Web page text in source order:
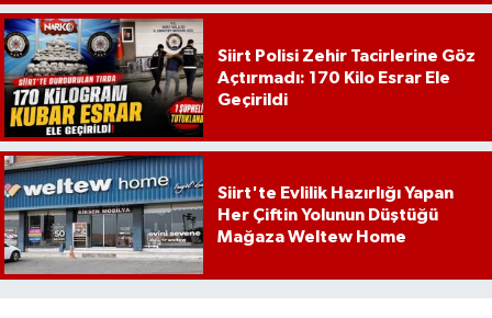
Siirt Polisi Zehir Tacirlerine Göz
Açtırmadı: 170 Kilo Esrar Ele
Geçirildi
Siirt'te Evlilik Hazırlığı Yapan
Her Çiftin Yolunun Düştüğü
Mağaza Weltew Home